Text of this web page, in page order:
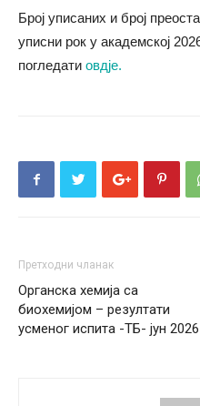
Број уписаних и број
уписни рок у академској
погледати овдје.
Претходни чланак
Органска хемија са
биохемијом – резултати
усменог испита -ТБ- јун 2026